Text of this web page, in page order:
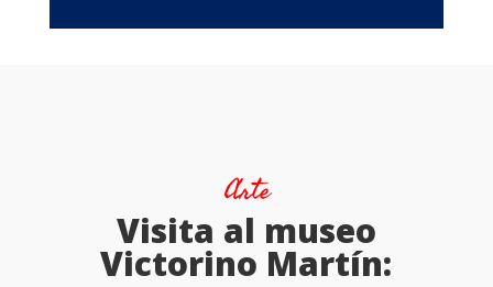
Arte
Visita al museo
Victorino Martín: